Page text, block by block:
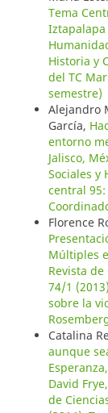
Tema
Iztapalapa
Historia y
del TC
semestre)
Alejandro
García,
entorno
Jalisco,
Sociales y
central 95:
Florence
Múltiples
Revista
74/1
sobre la
Catalina
aunque
David
de